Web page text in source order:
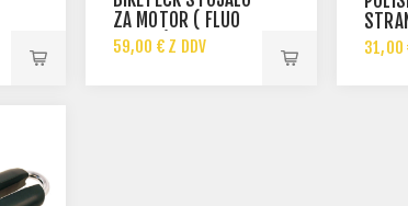
ZA MOTOR ( FLUO
BARVA ) KOLEKCIJA
2026
59,00 € Z DDV 31,00